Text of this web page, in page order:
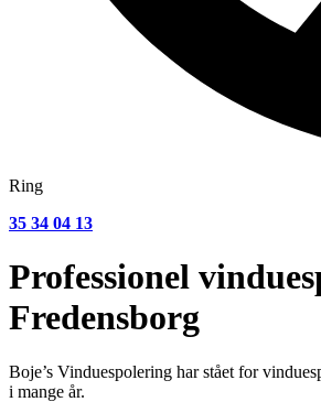
Ring
35 34 04 13
Professionel
Fredensborg
Boje’s Vinduespolering har stået for
i mange år.